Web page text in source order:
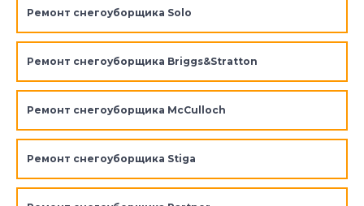
Ремонт снегоуборщика Solo
Ремонт снегоуборщика Briggs&Stratton
Ремонт снегоуборщика McCulloch
Ремонт снегоуборщика Stiga